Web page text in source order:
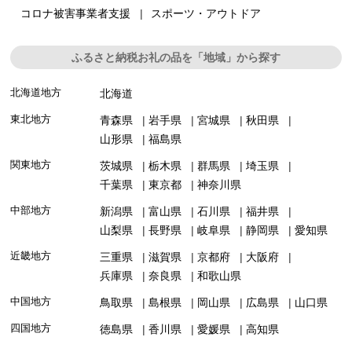
コロナ被害事業者支援
スポーツ・アウトドア
ふるさと納税お礼の品を「地域」から探す
北海道地方 北海道
東北地方 青森県 岩手県 宮城県
秋田県
山形県
福島県
関東地方 茨城県 栃木県 群馬県
埼玉県
千葉県
東京都 神奈川県
中部地方 新潟県 富山県 石川県
福井県
山梨県
長野県 岐阜県 静岡県 愛知県
近畿地方 三重県 滋賀県 京都府
大阪府
兵庫県
奈良県 和歌山県
中国地方 鳥取県 島根県 岡山県 広島県 山口県
四国地方 徳島県 香川県 愛媛県 高知県